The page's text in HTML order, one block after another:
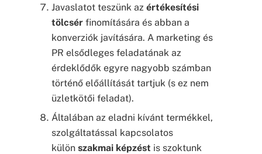
Javaslatot teszünk azértékesítési
tölcsér finomítására és abban a
konverziók javítására. A marketing és
PR elsődleges feladatának az
érdeklődők egyre nagyobb számban
történő előállítását tartjuk (s ez nem
üzletkötői feladat).
Általában az eladni kívánt termékkel,
szolgáltatással kapcsolatos
különszakmai képzést is szoktunk